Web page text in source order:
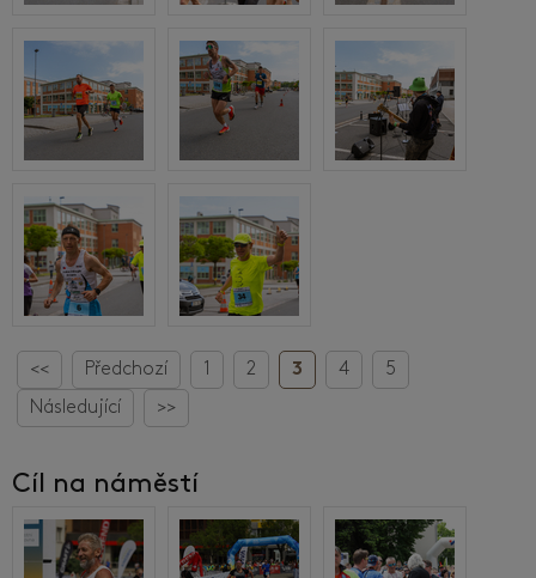
<< Předchozí 1 2 3 4
5
Následující
>>
Cíl na náměstí